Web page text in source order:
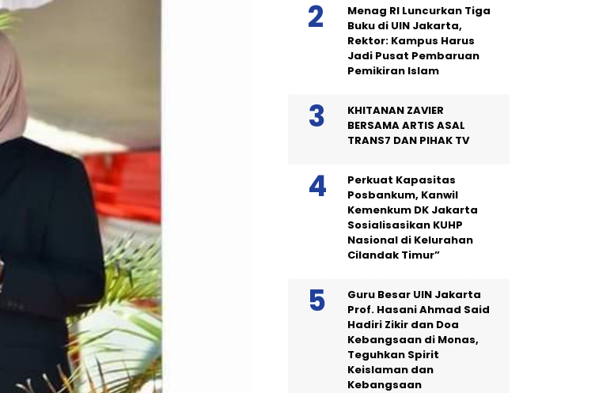
Menag RI Luncurkan Tiga
Buku di UIN Jakarta,
Rektor: Kampus Harus
Jadi Pusat Pembaruan
Pemikiran Islam
KHITANAN ZAVIER
BERSAMA ARTIS ASAL
TRANS7 DAN PIHAK TV
Perkuat Kapasitas
Posbankum, Kanwil
Kemenkum DK Jakarta
Sosialisasikan KUHP
Nasional di Kelurahan
Cilandak Timur”
Guru Besar UIN Jakarta
Prof. Hasani Ahmad Said
Hadiri Zikir dan Doa
Kebangsaan di Monas,
Teguhkan Spirit
Keislaman dan
Kebangsaan